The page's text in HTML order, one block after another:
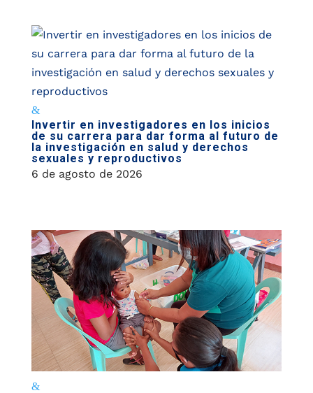
Invertir en investigadores en los inicios
de su carrera para dar forma al futuro de
la investigación en salud y derechos
sexuales y reproductivos
6 de agosto de 2026